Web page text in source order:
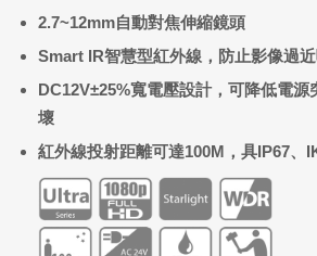
2.7~12mm自動對焦伸縮鏡頭
Smart IR智慧型紅外線，防止影像過
DC12V±25%寬電壓設計，可降低電源
壞
紅外線投射距離可達100M ，具IP67、